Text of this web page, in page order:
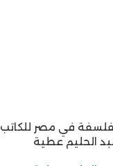
في مصر للكاتب
الحليم عطية